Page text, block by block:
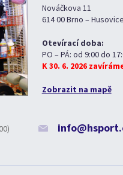
Nováčkova 11
614 00 Brno – Husovice
Otevírací doba:
PO – PÁ: od 9:00 do
K 30. 6. 2026
Zobrazit na mapě